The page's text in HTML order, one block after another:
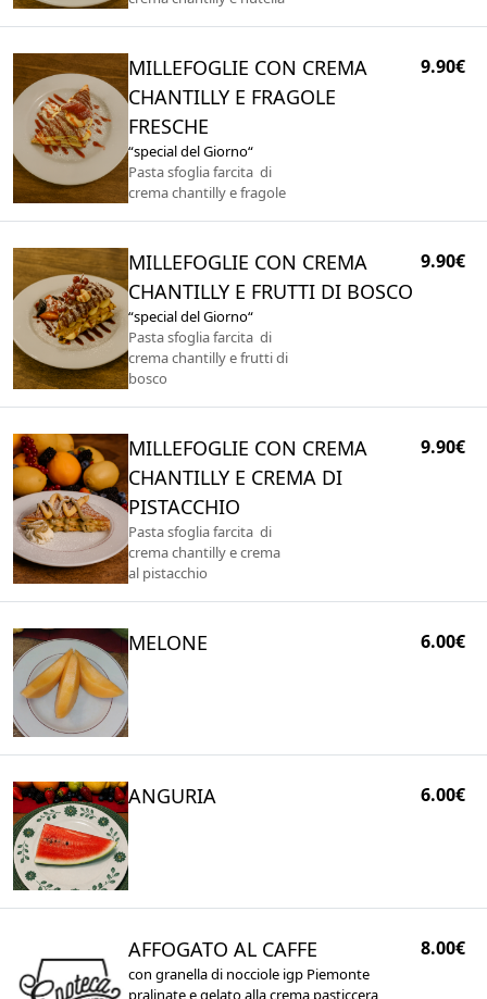
MILLEFOGLIE CON CREMA
CHANTILLY E FRAGOLE
FRESCHE
“special del Giorno“
Pasta sfoglia farcita di
crema chantilly e fragole
9.90€
MILLEFOGLIE CON CREMA
CHANTILLY E FRUTTI DI BOSCO
“special del Giorno“
Pasta sfoglia farcita di
crema chantilly e frutti di
bosco
9.90€
MILLEFOGLIE CON CREMA
CHANTILLY E CREMA DI
PISTACCHIO
Pasta sfoglia farcita di
crema chantilly e crema
al pistacchio
9.90€
MELONE 6.00€
ANGURIA 6.00€
AFFOGATO AL CAFFE
con granella di nocciole igp Piemonte
pralinate e gelato alla crema pasticcera
8.00€